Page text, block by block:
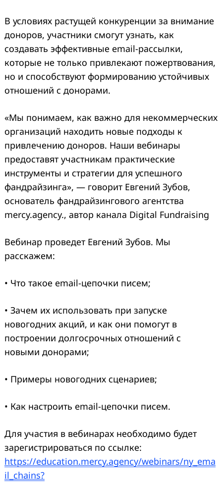
В условиях растущей конкуренции за внимание
доноров, участники смогут узнать, как
создавать эффективные email-рассылки,
которые не только привлекают пожертвования,
но и способствуют формированию устойчивых
отношений с донорами.
«Мы понимаем, как важно для некоммерческих
организаций находить новые подходы к
привлечению доноров. Наши вебинары
предоставят участникам практические
инструменты и стратегии для успешного
фандрайзинга», — говорит Евгений Зубов,
основатель фандрайзингового агентства
mercy.agency., автор канала Digital Fundraising
Вебинар проведет Евгений Зубов. Мы
расскажем:
• Что такое email-цепочки писем;
• Зачем их использовать при запуске
новогодних акций, и как они помогут в
построении долгосрочных отношений с
новыми донорами;
• Примеры новогодних сценариев;
• Как настроить email-цепочки писем.
Для участия в вебинарах необходимо будет
зарегистрироваться по ссылке:
https://education.mercy.agency/webinars/ny_ema
il_chains?